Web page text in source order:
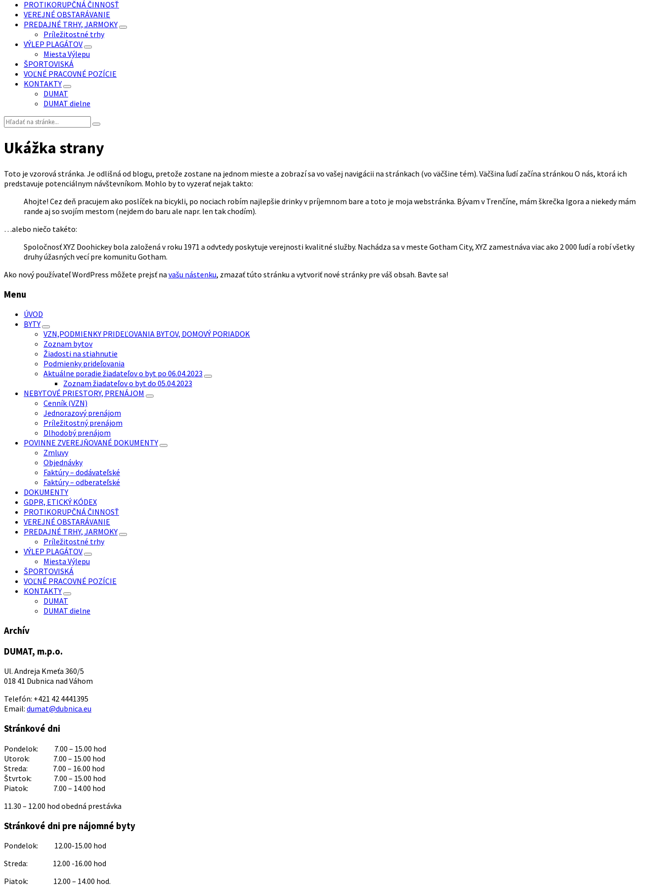
PROTIKORUPČNÁ ČINNOSŤ
VEREJNÉ OBSTARÁVANIE
PREDAJNÉ TRHY, JARMOKY
Príležitostné trhy
VÝLEP PLAGÁTOV
Miesta Výlepu
ŠPORTOVISKÁ
VOĽNÉ PRACOVNÉ POZÍCIE
KONTAKTY
DUMAT
DUMAT dielne
Vyhľadávanie:
Ukážka strany
Toto je vzorová stránka. Je odlišná od blogu, pretože zostane na jednom mieste a zobrazí sa vo vašej navigácii na stránkach (vo väčšine tém). Väčšina ľudí začína stránkou O nás, ktorá ich
predstavuje potenciálnym návštevníkom. Mohlo by to vyzerať nejak takto:
Ahojte! Cez deň pracujem ako poslíček na bicykli, po nociach robím najlepšie drinky v príjemnom bare a toto je moja webstránka. Bývam v Trenčíne, mám škrečka Igora a niekedy mám
rande aj so svojím mestom (nejdem do baru ale napr. len tak chodím).
…alebo niečo takéto:
Spoločnosť XYZ Doohickey bola založená v roku 1971 a odvtedy poskytuje verejnosti kvalitné služby. Nachádza sa v meste Gotham City, XYZ zamestnáva viac ako 2 000 ľudí a robí všetky
druhy úžasných vecí pre komunitu Gotham.
Ako nový používateľ WordPress môžete prejsť na vašu nástenku, zmazať túto stránku a vytvoriť nové stránky pre váš obsah. Bavte sa!
Menu
ÚVOD
BYTY
VZN,PODMIENKY PRIDEĽOVANIA BYTOV, DOMOVÝ PORIADOK
Zoznam bytov
Žiadosti na stiahnutie
Podmienky prideľovania
Aktuálne poradie žiadateľov o byt po 06.04.2023
Zoznam žiadateľov o byt do 05.04.2023
NEBYTOVÉ PRIESTORY, PRENÁJOM
Cenník (VZN)
Jednorazový prenájom
Príležitostný prenájom
Dlhodobý prenájom
POVINNE ZVEREJŇOVANÉ DOKUMENTY
Zmluvy
Objednávky
Faktúry – dodávateľské
Faktúry – odberateľské
DOKUMENTY
GDPR, ETICKÝ KÓDEX
PROTIKORUPČNÁ ČINNOSŤ
VEREJNÉ OBSTARÁVANIE
PREDAJNÉ TRHY, JARMOKY
Príležitostné trhy
VÝLEP PLAGÁTOV
Miesta Výlepu
ŠPORTOVISKÁ
VOĽNÉ PRACOVNÉ POZÍCIE
KONTAKTY
DUMAT
DUMAT dielne
Archív
DUMAT, m.p.o.
Ul. Andreja Kmeťa 360/5
018 41 Dubnica nad Váhom
Telefón: +421 42 4441395
Email: dumat@dubnica.eu
Stránkové dni
Pondelok: 7.00 – 15.00 hod
Utorok: 7.00 – 15.00 hod
Streda: 7.00 – 16.00 hod
Štvrtok: 7.00 – 15.00 hod
Piatok: 7.00 – 14.00 hod
11.30 – 12.00 hod obedná prestávka
Stránkové dni pre nájomné byty
Pondelok: 12.00-15.00 hod
Streda: 12.00 -16.00 hod
Piatok: 12.00 – 14.00 hod.